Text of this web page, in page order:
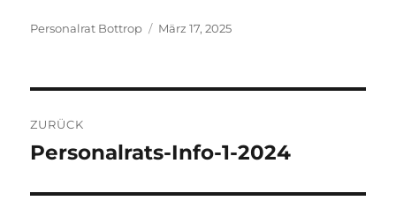
Autor
Personalrat Bottrop
Veröffentlicht
März 17, 2025
ZURÜCK
Vorheriger
Personalrats-Info-1-2024